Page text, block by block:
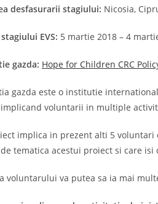
desfasurarii stagiului: Nicosia,
EVS: 5 martie 2018 – 4
gazda: Hope for Children CRC
gazda este o institutie
implicand voluntarii in multiple
implica in prezent alti 5
tematica acestui proiect si care
voluntarului va putea sa ia mai